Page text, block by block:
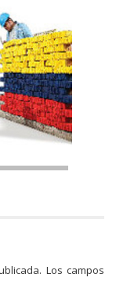
Los campos